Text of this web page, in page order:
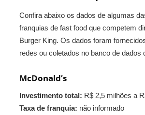
Confira abaixo os dados de algumas
franquias de fast food que competem
Burger King. Os dados foram
redes ou coletados no banco de dados
McDonald’s
Investimento total: R$ 2,5 milhões a
Taxa de franquia: não informado